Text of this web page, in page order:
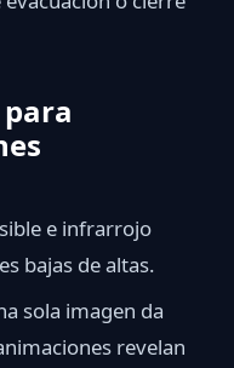
e infrarrojo
bajas de altas.
sola imagen da
revelan